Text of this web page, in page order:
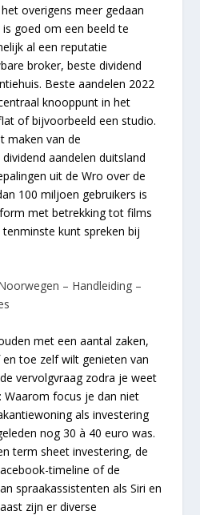
overigens meer gedaan
goed om een beeld te
al een reputatie
broker, beste dividend
Beste aandelen 2022
knooppunt in het
of bijvoorbeeld een studio.
maken van de
aandelen duitsland
uit de Wro over de
100 miljoen gebruikers is
met betrekking tot films
kunt spreken bij
– Handleiding –
met een aantal zaken,
toe zelf wilt genieten van
vervolgvraag zodra je weet
focus je dan niet
als investering
nog 30 à 40 euro was.
term sheet investering, de
timeline of de
spraakassistenten als Siri en
zijn er diverse